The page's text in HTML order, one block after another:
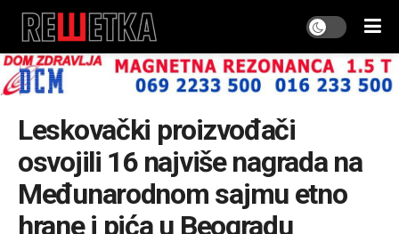
Leskovački proizvođači
osvojili 16 najviše nagrada na
Međunarodnom sajmu etno
hrane i pića u Beogradu